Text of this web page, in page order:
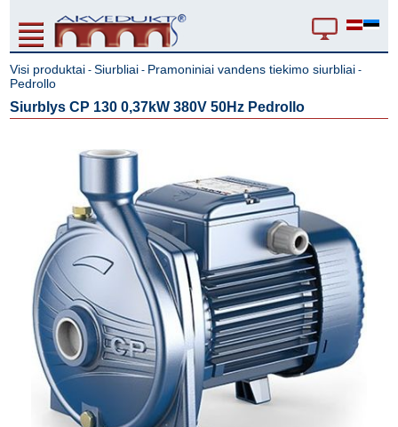
Visi produktai -Siurbliai - Pramoniniai vandens tiekimo siurbliai -
Pedrollo
Siurblys CP 130 0,37kW 380V 50Hz Pedrollo